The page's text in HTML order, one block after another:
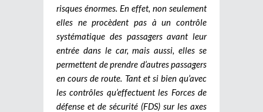
risques énormes. En effet, non seulement
elles ne procèdent pas à un contrôle
systématique des passagers avant leur
entrée dans le car, mais aussi, elles se
permettent de prendre d’autres passagers
en cours de route. Tant et si bien qu’avec
les contrôles qu’effectuent les Forces de
défense et de sécurité (FDS) sur les axes